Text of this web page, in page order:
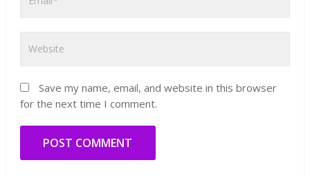
Save my name, email, and website in this browser
for the next time I comment.